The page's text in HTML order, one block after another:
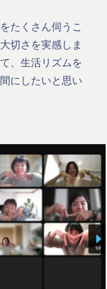
たくさん伺うこ
切さを実感しま
、生活リズムを
にしたいと思い